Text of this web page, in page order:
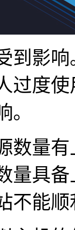
影响
过度
量有
量具
不能